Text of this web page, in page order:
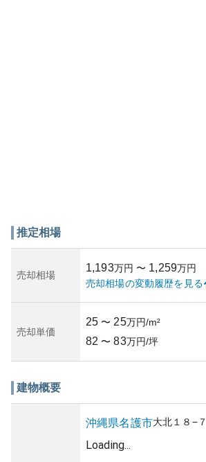
推定相場
売却相場
1,193万円 〜 1,259万円
売却相場の変動履歴を見る
売却単価
25 〜 25万円/m²
82 〜 83万円/坪
建物概要
沖縄県名護市大北１８−７
Loading...